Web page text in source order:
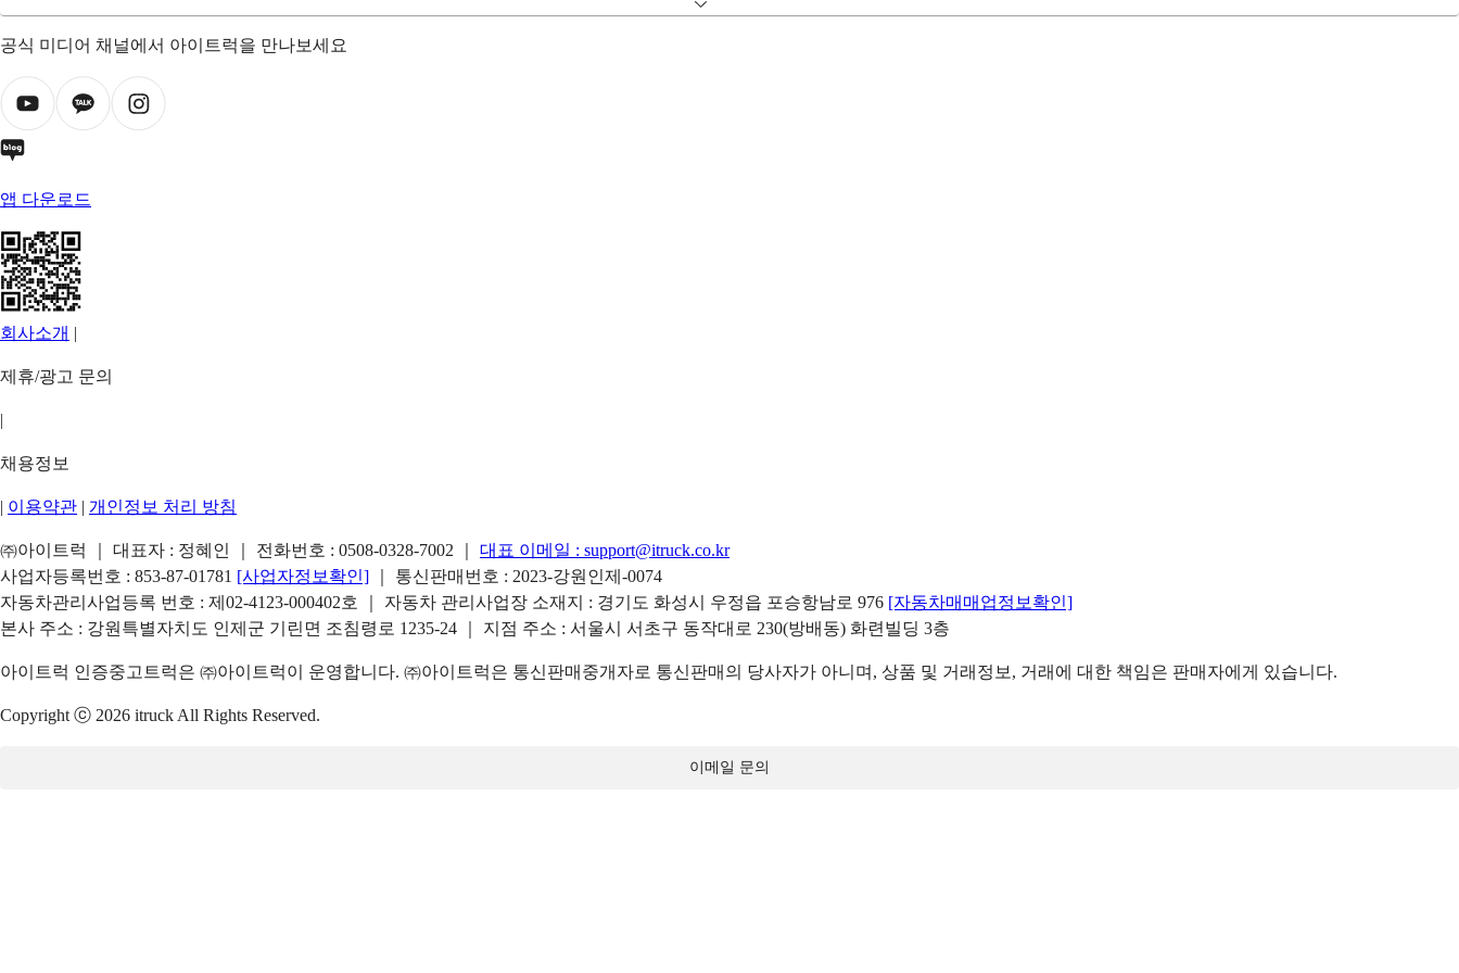
공식 미디어 채널에서 아이트럭을 만나보세요
앱 다운로드
회사소개 |
제휴/광고 문의
|
채용정보
| 이용약관 | 개인정보 처리 방침
㈜아이트럭 ｜ 대표자 : 정혜인 ｜ 전화번호 : 0508-0328-7002 대표 이메일 : support@itruck.co.kr
사업자등록번호 : 853-87-01781 [사업자정보확인]
｜ 통신판매번호 : 2023-강원인제-0074
자동차관리사업등록 번호 : 제02-4123-000402호 ｜ 자동차 관리사업장 소재지 : 경기도 화성시 우정읍 포승항남로 976 [자동차매매업정보확인]
본사 주소 : 강원특별자치도 인제군 기린면 조침령로 1235-24 ｜ 지점 주소 : 서울시 서초구 동작대로 230(방배동) 화련빌딩 3층
아이트럭 인증중고트럭은 ㈜아이트럭이 운영합니다. ㈜아이트럭은 통신판매중개자로 통신판매의 당사자가 아니며, 상품 및 거래정보, 거래에 대한 책임은 판매자에게 있습니다.
Copyright ⓒ 2026 itruck All Rights Reserved.
이메일 문의